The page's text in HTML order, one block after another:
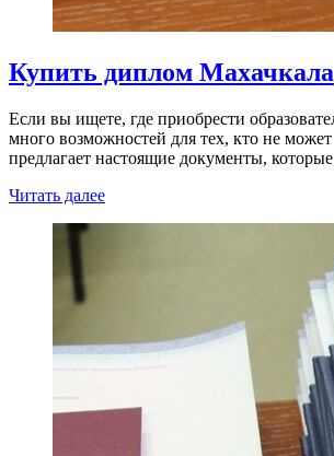
Купить диплом Махачкала
Если вы ищете, где приобрести
много возможностей для тех, кто не
предлагает настоящие документы,
Читать далее